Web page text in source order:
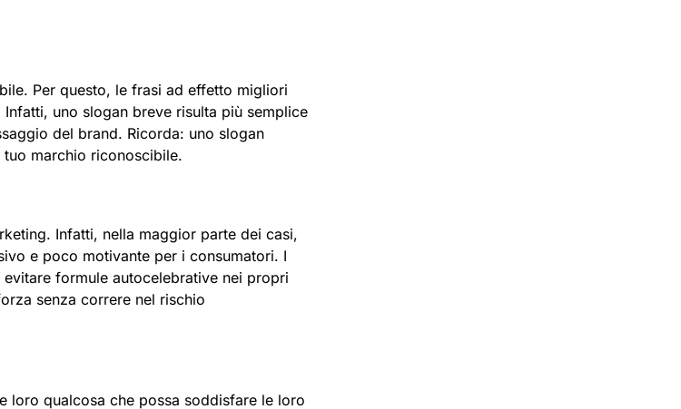
Per questo, le frasi ad effetto migliori
uno slogan breve risulta più semplice
del brand. Ricorda: uno slogan
marchio riconoscibile.
Infatti, nella maggior parte dei casi,
e poco motivante per i consumatori. I
formule autocelebrative nei propri
senza correre nel rischio
loro qualcosa che possa soddisfare le loro